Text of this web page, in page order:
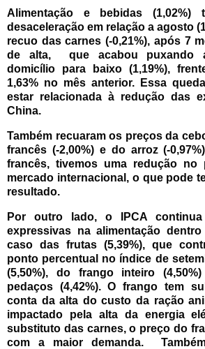
Alimentação e bebidas (1,02%)
desaceleração em relação a agosto
recuo das carnes (-0,21%), após 7
de alta, que acabou puxando
domicílio para baixo (1,19%),
1,63% no mês anterior. Essa
estar relacionada à redução das
China.
Também recuaram os preços da
francês (-2,00%) e do arroz (-
francês, tivemos uma redução
mercado internacional, o que pode
resultado.
Por outro lado, o IPCA
expressivas na alimentação
caso das frutas (5,39%), que
ponto percentual no índice de
(5,50%), do frango inteiro
pedaços (4,42%). O frango tem
conta da alta do custo da ração
impactado pela alta da energia
substituto das carnes, o preço do
com a maior demanda.